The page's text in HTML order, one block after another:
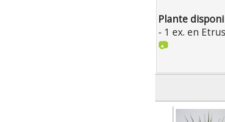
Plante
- 1 ex. en
📷